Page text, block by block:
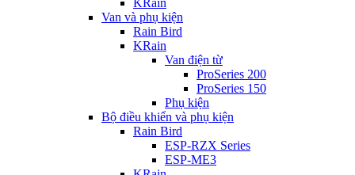
KRain
Van và phụ kiện
Rain Bird
KRain
Van điện từ
ProSeries 200
ProSeries 150
Phụ kiện
Bộ điều khiển và phụ kiện
Rain Bird
ESP-RZX Series
ESP-ME3